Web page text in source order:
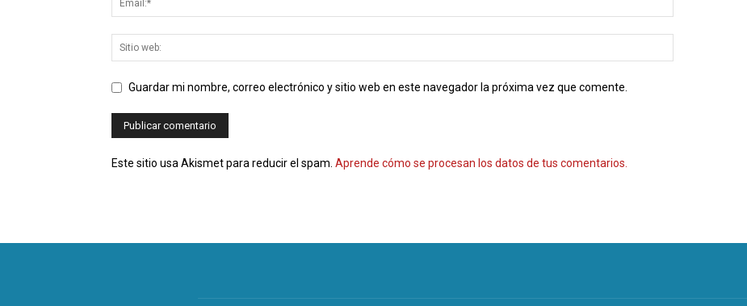
Guardar mi nombre, correo electrónico y sitio web en este navegador la próxima vez que comente.
Este sitio usa Akismet para reducir el spam. Aprende cómo se procesan los datos de tus comentarios.